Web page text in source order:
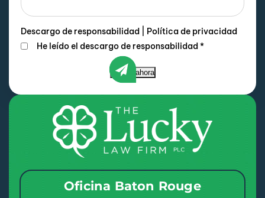
Descargo de responsabilidad
Política de privacidad
He leído el descargo de responsabilidad*
Enviar ahora
Oficina Baton Rouge